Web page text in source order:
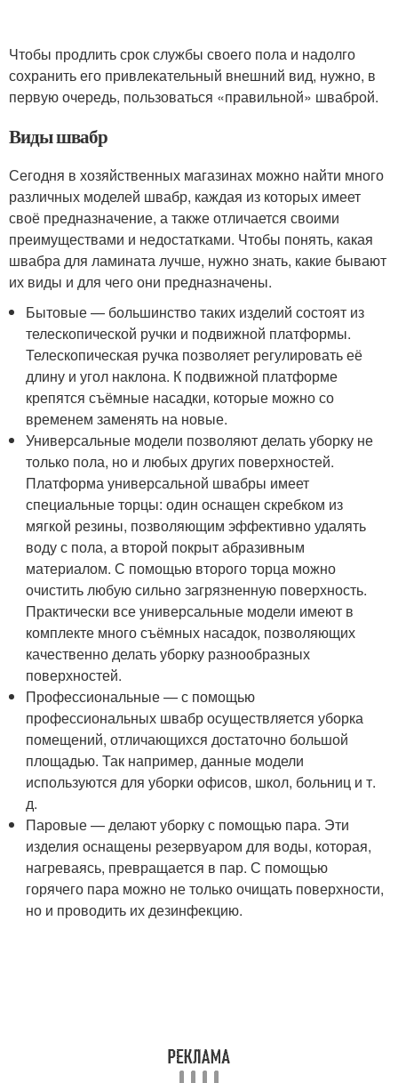
Чтобы продлить срок службы своего пола и надолго
сохранить его привлекательный внешний вид, нужно, в
первую очередь, пользоваться «правильной» шваброй.
Виды швабр
Сегодня в хозяйственных магазинах можно найти много
различных моделей швабр, каждая из которых имеет
своё предназначение, а также отличается своими
преимуществами и недостатками. Чтобы понять, какая
швабра для ламината лучше, нужно знать, какие бывают
их виды и для чего они предназначены.
Бытовые — большинство таких изделий состоят из
телескопической ручки и подвижной платформы.
Телескопическая ручка позволяет регулировать её
длину и угол наклона. К подвижной платформе
крепятся съёмные насадки, которые можно со
временем заменять на новые.
Универсальные модели позволяют делать уборку не
только пола, но и любых других поверхностей.
Платформа универсальной швабры имеет
специальные торцы: один оснащен скребком из
мягкой резины, позволяющим эффективно удалять
воду с пола, а второй покрыт абразивным
материалом. С помощью второго торца можно
очистить любую сильно загрязненную поверхность.
Практически все универсальные модели имеют в
комплекте много съёмных насадок, позволяющих
качественно делать уборку разнообразных
поверхностей.
Профессиональные — с помощью
профессиональных швабр осуществляется уборка
помещений, отличающихся достаточно большой
площадью. Так например, данные модели
используются для уборки офисов, школ, больниц и т.
д.
Паровые — делают уборку с помощью пара. Эти
изделия оснащены резервуаром для воды, которая,
нагреваясь, превращается в пар. С помощью
горячего пара можно не только очищать поверхности,
но и проводить их дезинфекцию.